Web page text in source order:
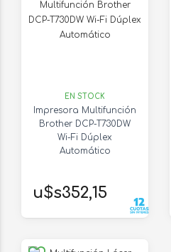
EN STOCK
Impresora Multifunción
Brother DCP-T730DW
Wi-Fi Dúplex
Automático
u$s352,15